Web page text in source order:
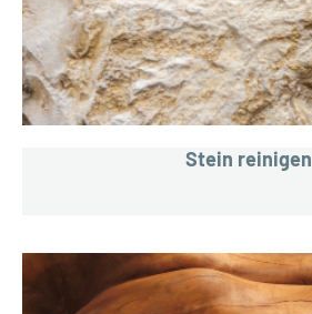
Stein reinigen